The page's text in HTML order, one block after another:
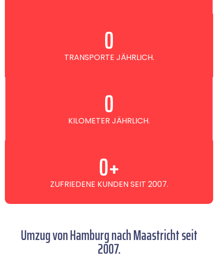
TRANSPORTE JÄHRLICH.
0
KILOMETER JÄHRLICH.
0
ZUFRIEDENE KUNDEN SEIT 2007.
0+
Umzug von Hamburg nach Maastricht seit
2007.